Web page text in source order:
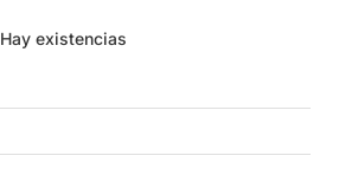
Hay existencias